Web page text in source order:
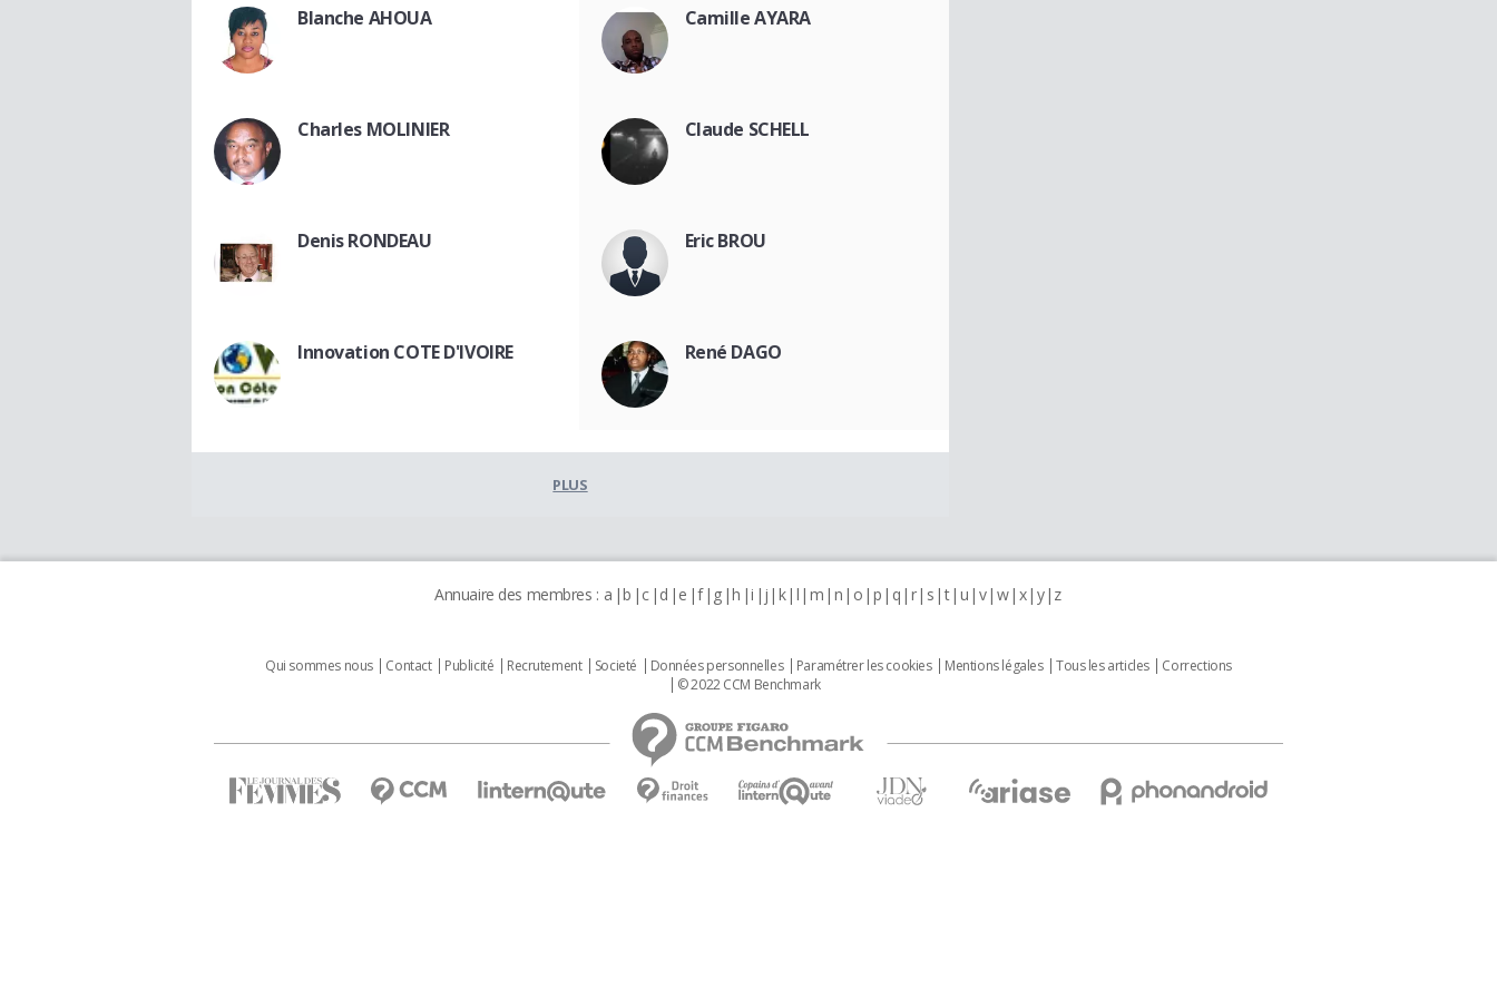
Blanche AHOUA Camille AYARA
Charles MOLINIER Claude SCHELL
Denis RONDEAU Eric BROU
Innovation COTE D'IVOIRE René DAGO
PLUS
Annuaire des membres : a b c d e f g h i j k l m n o p q r s t u v w x y z
Qui sommes nous Contact Publicité Recrutement Societé Données personnelles Paramétrer les cookies Mentions légales Tous les articles
Corrections
© 2022 CCM Benchmark